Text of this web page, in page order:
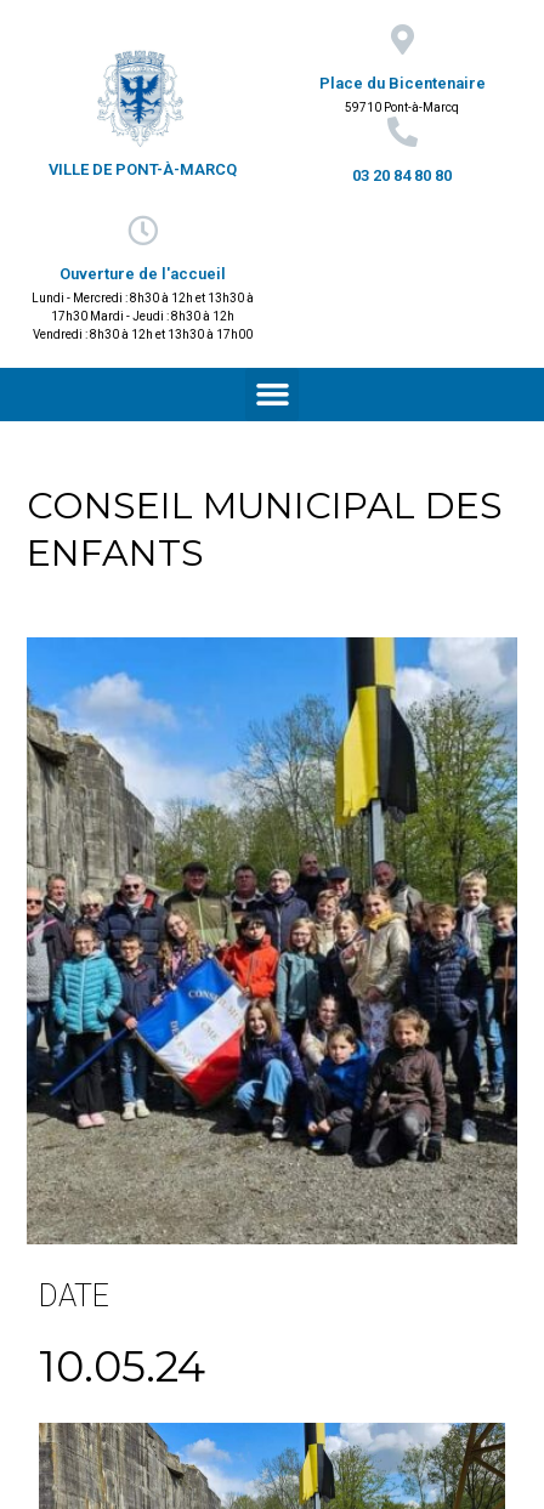
VILLE DE PONT-À-MARCQ
Place du Bicentenaire
59710 Pont-à-Marcq
03 20 84 80 80
Ouverture de l'accueil
Lundi - Mercredi : 8h30 à 12h et 13h30 à
17h30 Mardi - Jeudi : 8h30 à 12h
Vendredi : 8h30 à 12h et 13h30 à 17h00
CONSEIL MUNICIPAL DES
ENFANTS
DATE
10.05.24